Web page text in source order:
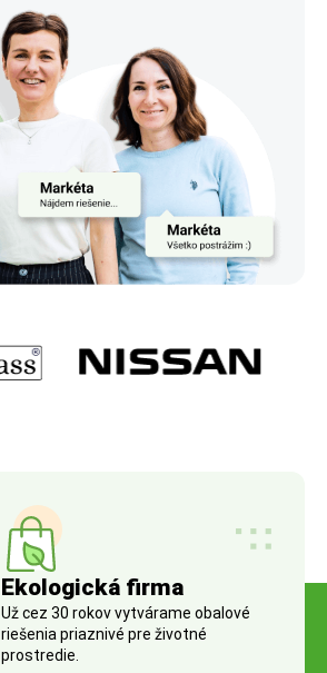
Ekologická firma
Už cez 30 rokov vytvárame obalové
riešenia priaznivé pre životné
prostredie.